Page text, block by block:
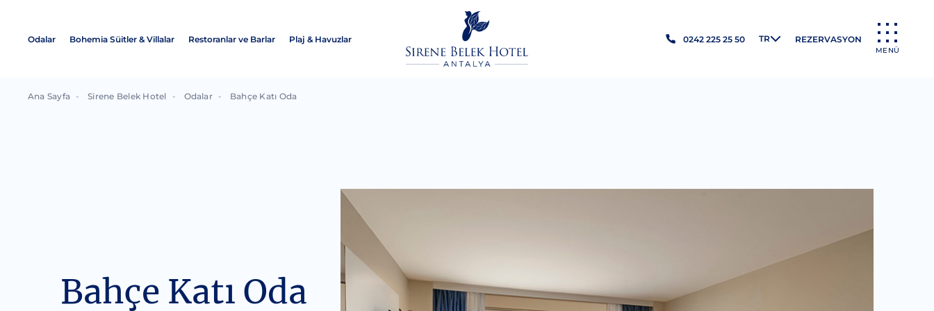
Odalar Bohemia Süitler & Villalar Restoranlar ve Barlar Plaj & Havuzlar 0242 225 25 50 TR REZERVASYON
MENÜ
Ana Sayfa Sirene Belek Hotel Odalar Bahçe Katı Oda
Bahçe Katı Oda